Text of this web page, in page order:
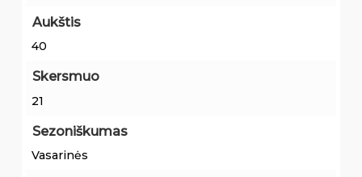
Aukštis
40
Skersmuo
21
Sezoniškumas
Vasarinės